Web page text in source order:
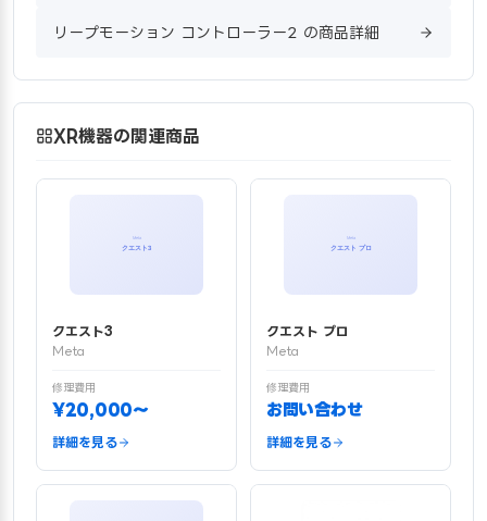
リープモーション コントローラー2 の商品詳細
XR機器の関連商品
クエスト3
Meta
修理費用
¥20,000〜
詳細を見る
クエスト プロ
Meta
修理費用
お問い合わせ
詳細を見る